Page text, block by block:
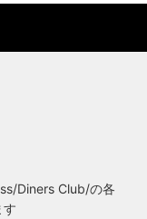
Diners Club/の各
す